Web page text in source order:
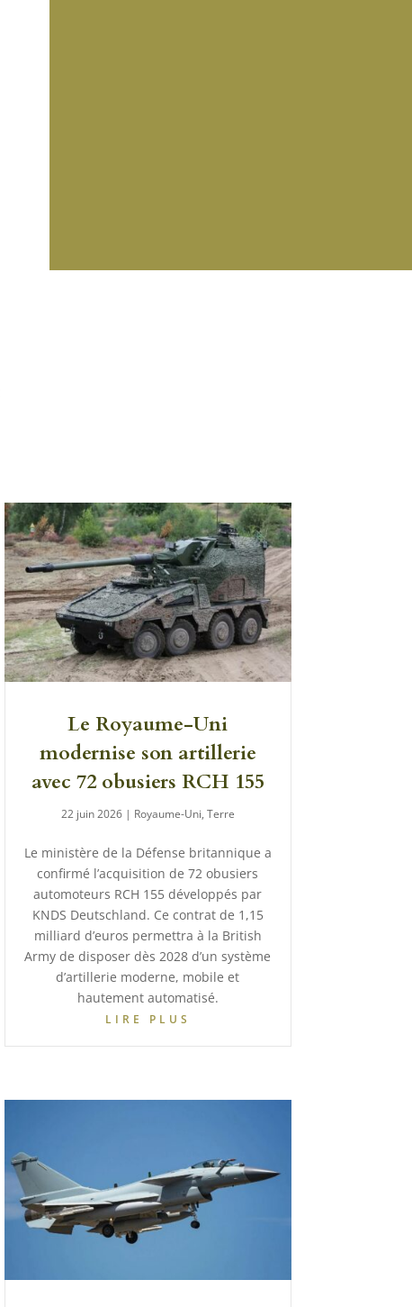
Le Royaume-Uni
modernise son artillerie
avec 72 obusiers RCH 155
22 juin 2026| Royaume-Uni, Terre
Le ministère de la Défense britannique a
confirmé l’acquisition de 72 obusiers
automoteurs RCH 155 développés par
KNDS Deutschland. Ce contrat de 1,15
milliard d’euros permettra à la British
Army de disposer dès 2028 d’un système
d’artillerie moderne, mobile et
hautement automatisé.
LIRE PLUS